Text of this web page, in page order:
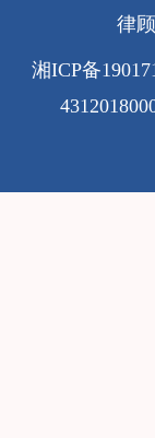
律
湘ICP备